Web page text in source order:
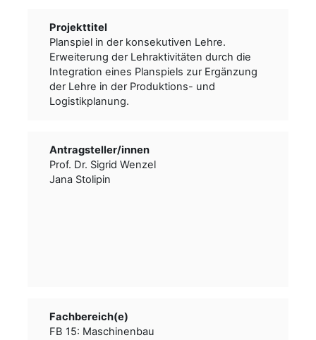
Projekttitel
Planspiel in der konsekutiven Lehre.
Erweiterung der Lehraktivitäten durch die
Integration eines Planspiels zur Ergänzung
der Lehre in der Produktions- und
Logistikplanung.
Antragsteller/­­innen
Prof. Dr. Sigrid Wenzel
Jana Stolipin
Fachbereich(e)
FB 15: Maschinenbau